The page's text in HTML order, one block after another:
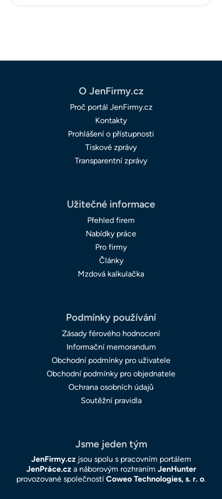
O JenFirmy.cz
Proč portál JenFirmy.cz
Kontakty
Prohlášení o přístupnosti
Tiskové zprávy
Transparentní zprávy
Užitečné informace
Přehled firem
Nabídky práce
Pro firmy
Články
Mzdová kalkulačka
Podmínky používání
Zásady férového hodnocení
Informační memorandum
Obchodní podmínky pro uživatele
Obchodní podmínky pro objednatele
Ochrana osobních údajů
Soutěžní pravidla
Jsme jeden tým
JenFirmy.czjsou spolu s pracovním portálem
JenPráce.cza náborovým rozhraním JenHunter
provozované společností Coweo Technologies, s. r. o.